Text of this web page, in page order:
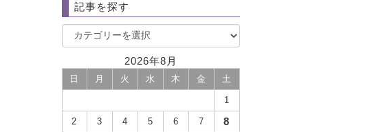
記事を探す
2026年8月
日 月 火 水 木 金 土
1
2 3 4 5 6 7 8